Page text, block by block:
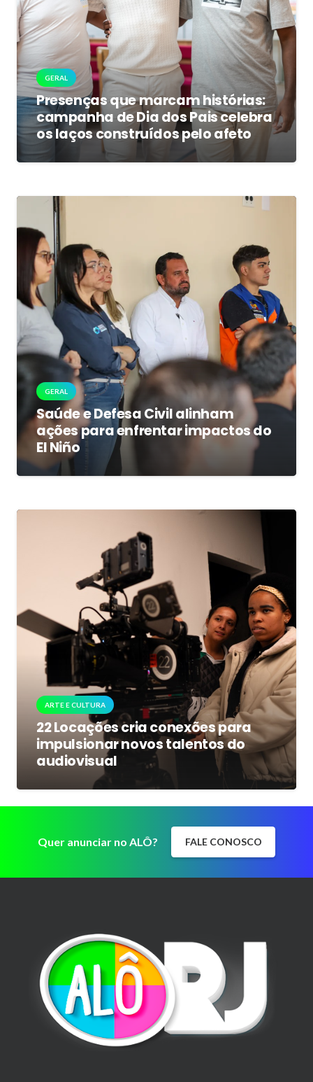
GERAL
Presenças que marcam histórias:
campanha de Dia dos Pais celebra
os laços construídos pelo afeto
GERAL
Saúde e Defesa Civil alinham
ações para enfrentar impactos do
El Niño
ARTE E CULTURA
22 Locações cria conexões para
impulsionar novos talentos do
audiovisual
Quer anunciar no ALÔ? FALE CONOSCO